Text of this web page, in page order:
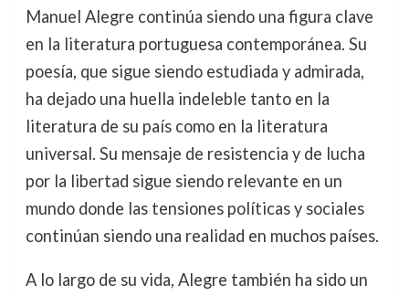
Manuel Alegre continúa siendo una figura clave
en la literatura portuguesa contemporánea. Su
poesía, que sigue siendo estudiada y admirada,
ha dejado una huella indeleble tanto en la
literatura de su país como en la literatura
universal. Su mensaje de resistencia y de lucha
por la libertad sigue siendo relevante en un
mundo donde las tensiones políticas y sociales
continúan siendo una realidad en muchos países.
A lo largo de su vida, Alegre también ha sido un